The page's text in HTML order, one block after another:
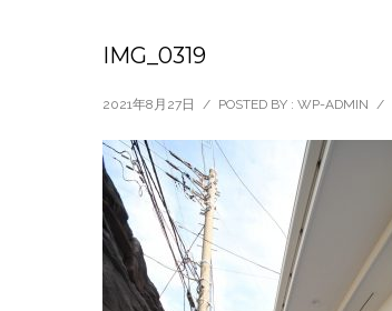
IMG_0319
2021年8月27日 / POSTED BY : WP-ADMIN /